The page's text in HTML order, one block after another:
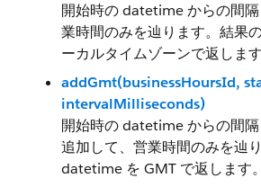
開始時の datetime からの間
業時間のみを辿ります。結果
ーカルタイムゾーンで返します
addGmt(businessHoursId,
intervalMilliseconds)
開始時の datetime からの間
追加して、営業時間のみを辿
datetime を GMT で返します。